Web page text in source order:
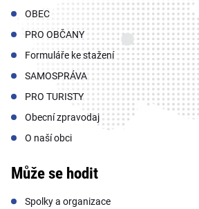
OBEC
PRO OBČANY
Formuláře ke stažení
SAMOSPRÁVA
PRO TURISTY
Obecní zpravodaj
O naší obci
Může se hodit
Spolky a organizace